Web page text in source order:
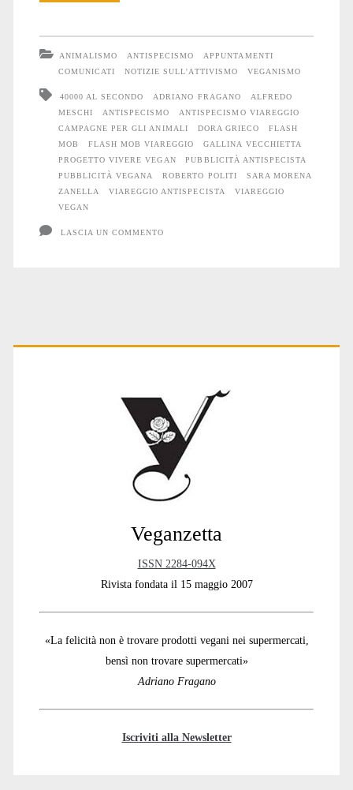
mob
antispecista
a
Viareggio
ANIMALISMO ANTISPECISMO
APPUNTAMENTI
COMUNICATI
NOTIZIE SULL'ATTIVISMO VEGANISMO
40000 AL SECONDO ADRIANO FRAGANO
ALFREDO
MESCHI
ANTISPECISMO
ANTISPECISMO VIAREGGIO
CAMPAGNE PER GLI ANIMALI
DORA GRIECO
FLASH
MOB
FLASH MOB VIAREGGIO
GALLINA VECCHIETTA
PROGETTO VIVERE VEGAN
PUBBLICITÀ ANTISPECISTA
PUBBLICITÀ VEGANA
ROBERTO POLITI
SARA MORENA
ZANELLA
VIAREGGIO ANTISPECISTA
VIAREGGIO
VEGAN
LASCIA UN COMMENTO
Primary
Veganzetta
ISSN 2284-094X
Rivista fondata il 15 maggio 2007
«La felicità non è trovare prodotti vegani nei supermercati,
bensì non trovare supermercati»
Adriano Fragano
Iscriviti alla Newsletter